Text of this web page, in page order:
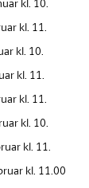
kl. 11.
kl. 10.
kl. 11.
kl. 11.
kl. 10.
kl. 11.
kl. 11.00